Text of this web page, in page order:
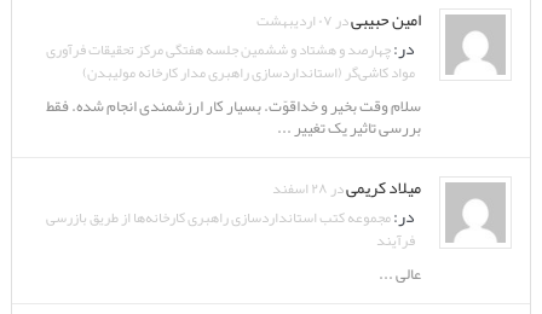
امین حبیبیدر ۰۷ اردیبهشت
در:چهارصد و هشتاد و ششمین جلسه هفتگی مرکز تحقیقات فرآوری
مواد کاشی‌گر (استانداردسازی راهبری مدار کارخانه مولیبدن)
سلام وقت بخیر و خداقوّت. بسیار کار ارزشمندی انجام شده. فقط
بررسی تاثیر یک تغییر ...
میلاد کریمیدر ۲۸ اسفند
در:مجموعه کتب استانداردسازی راهبری کارخانه‌ها از طریق بازرسی
فرآیند
عالی ...